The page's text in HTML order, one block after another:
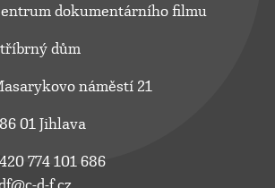
dokumentárního filmu
dům
náměstí 21
01 Jihlava
774 101 686